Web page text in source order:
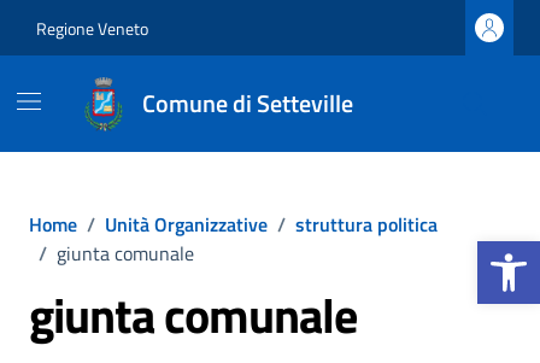
Apri la
Regione Veneto
Comune di Setteville
Home / Unità Organizzative / struttura politica
/ giunta comunale
giunta comunale